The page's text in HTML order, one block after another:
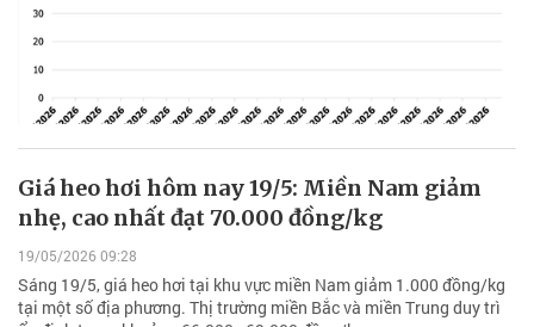
Giá heo hơi hôm nay 19/5: Miền Nam giảm
nhẹ, cao nhất đạt 70.000 đồng/kg
19/05/2026 09:28
Sáng 19/5, giá heo hơi tại khu vực miền Nam giảm 1.000 đồng/kg
tại một số địa phương. Thị trường miền Bắc và miền Trung duy trì